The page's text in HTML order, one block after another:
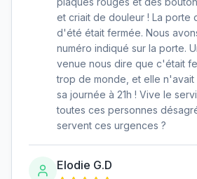
et criait de douleur ! La porte
d'été était fermée. Nous
numéro indiqué sur la porte.
venue nous dire que c'était
trop de monde, et elle
sa journée à 21h ! Vive le
toutes ces personnes
servent ces urgences ?
Elodie G.D